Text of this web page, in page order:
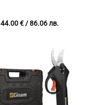
44.00€/ 86.06 лв.